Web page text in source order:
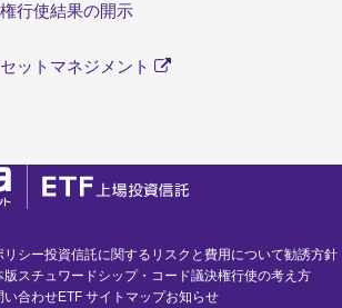
行使結果の開示
ットマネジメント
リシー投資信託に関するリスクと費用について勧誘方針
版スチュワードシップ・コード議決権行使の考え方
い合わせETF サイトマップお知らせ